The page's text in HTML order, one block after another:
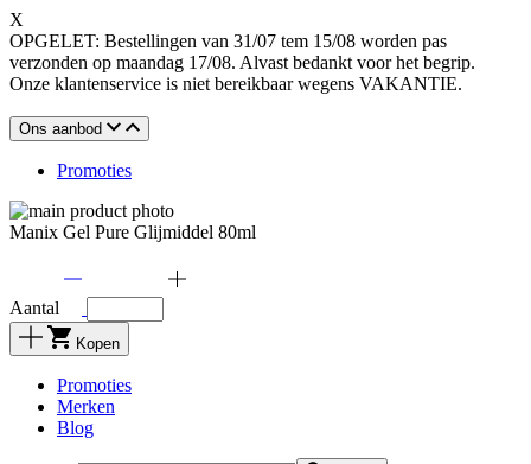
X
OPGELET: Bestellingen van 31/07 tem 15/08 worden pas
verzonden op maandag 17/08. Alvast bedankt voor het begrip.
Onze klantenservice is niet bereikbaar wegens VAKANTIE.
Ons aanbod
Promoties
Manix Gel Pure Glijmiddel 80ml
Aantal
Kopen
Promoties
Merken
Blog